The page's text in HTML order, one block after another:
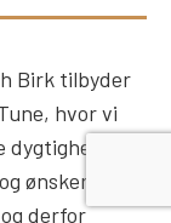
Birk tilbyder
hvor vi
ønsker. Vi
derfor